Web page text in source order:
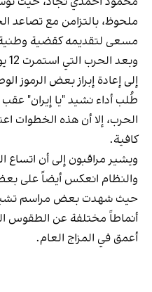
ملحوظ، بالتزامن مع تصاعد
مسعى لتقديمه كقضية
إلى إعادة إبراز بعض الرموز
طُلب أداء نشيد "يا إيران"
الحرب، إلا أن هذه الخطوات
كافية.
ويشير مراقبون إلى أن
والنظام انعكس أيضاً على
حيث شهدت بعض مراسم
أنماطاً مختلفة عن الطقوس
أعمق في المزاج العام.